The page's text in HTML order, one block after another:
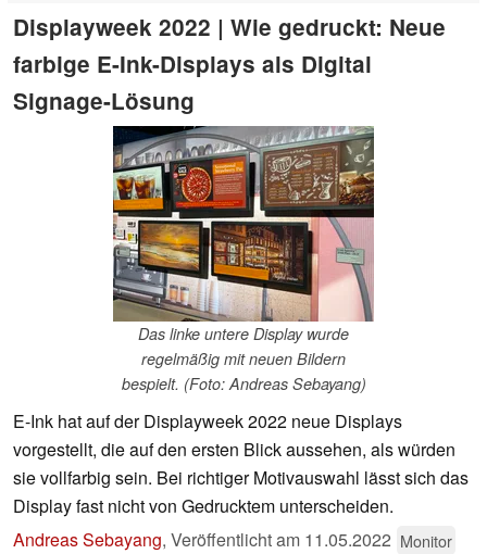
Displayweek 2022 | Wie gedruckt: Neue
farbige E-Ink-Displays als Digital
Signage-Lösung
Das linke untere Display wurde
regelmäßig mit neuen Bildern
bespielt. (Foto: Andreas Sebayang)
E-Ink hat auf der Displayweek 2022 neue Displays
vorgestellt, die auf den ersten Blick aussehen, als würden
sie vollfarbig sein. Bei richtiger Motivauswahl lässt sich das
Display fast nicht von Gedrucktem unterscheiden.
Andreas Sebayang, Veröffentlicht am 11.05.2022 Monitor